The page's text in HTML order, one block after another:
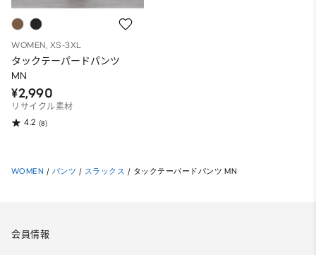
WOMEN, XS-3XL
タックテーパードパンツ
MN
¥2,990
リサイクル素材
4.2 (8)
WOMEN / パンツ / スラックス / タックテーパードパンツ MN
会員情報